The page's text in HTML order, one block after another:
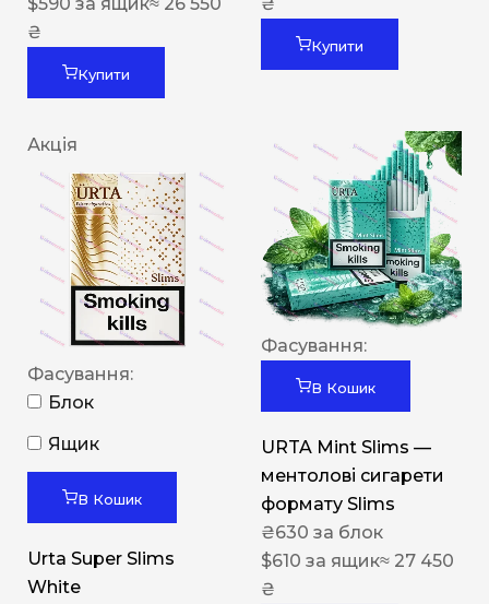
$590 за ящик≈ 26 550
₴
Купити
₴
Купити
Акція
Фасування:
Блок
Ящик
В Кошик
Urta Super Slims
White
Фасування:
В Кошик
URTA Mint Slims —
ментолові сигарети
формату Slims
₴630 за блок
$610 за ящик≈ 27 450
₴